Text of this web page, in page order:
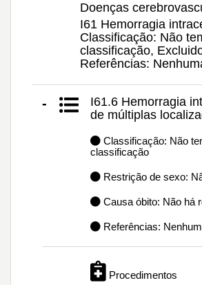
Doenças
I61 Hemorragia
Classificação: Não
classificação,
Referências:
-
I61.6 Hemorragia
de múltiplas
Classificação: Não
classificação
Restrição de sexo:
Causa óbito: Não há
Referências:
Procedimentos